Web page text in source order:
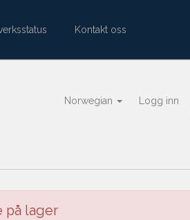
Kontakt oss
Norwegian Logg inn
på lager